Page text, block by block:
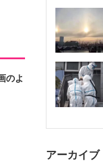
のよ
アーカイブ